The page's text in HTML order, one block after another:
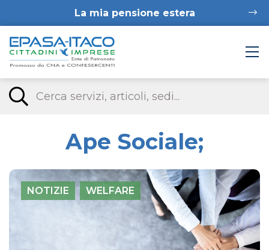
La mia pensione estera
Ape Sociale;
NOTIZIE WELFARE